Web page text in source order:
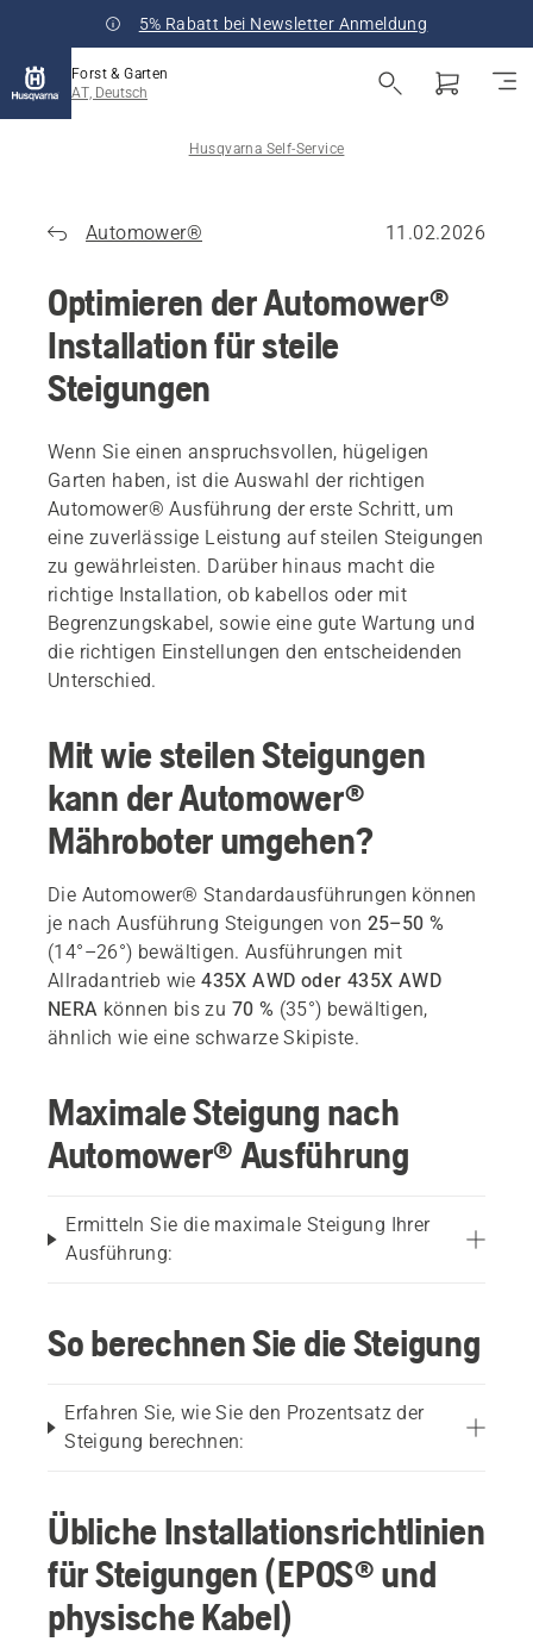
5% Rabatt bei Newsletter Anmeldung
Forst & Garten
AT, Deutsch
Husqvarna Self-Service
Automower® 11.02.2026
Optimieren der Automower®
Installation für steile
Steigungen
Wenn Sie einen anspruchsvollen, hügeligen
Garten haben, ist die Auswahl der richtigen
Automower® Ausführung der erste Schritt, um
eine zuverlässige Leistung auf steilen Steigungen
zu gewährleisten. Darüber hinaus macht die
richtige Installation, ob kabellos oder mit
Begrenzungskabel, sowie eine gute Wartung und
die richtigen Einstellungen den entscheidenden
Unterschied.
Mit wie steilen Steigungen
kann der Automower®
Mähroboter umgehen?
Die Automower® Standardausführungen können
je nach Ausführung Steigungen von 25–50 %
(14°–26°) bewältigen. Ausführungen mit
Allradantrieb wie 435X AWD oder 435X AWD
NERA können bis zu 70 % (35°) bewältigen,
ähnlich wie eine schwarze Skipiste.
Maximale Steigung nach
Automower® Ausführung
Ermitteln Sie die maximale Steigung Ihrer
Ausführung:
So berechnen Sie die Steigung
Erfahren Sie, wie Sie den Prozentsatz der
Steigung berechnen:
Übliche Installationsrichtlinien
für Steigungen (EPOS® und
physische Kabel)